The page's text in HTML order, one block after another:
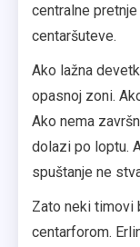
centralne
centaršuteve.
Ako lažna
opasnoj zoni.
Ako nema
dolazi po loptu.
spuštanje ne
Zato neki timovi
centarforom.